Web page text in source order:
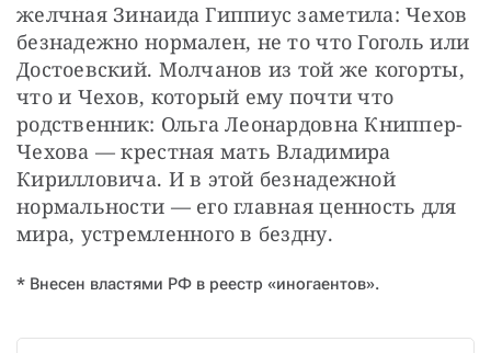
желчная Зинаида Гиппиус заметила: Чехов
безнадежно нормален, не то что Гоголь или
Достоевский. Молчанов из той же когорты,
что и Чехов, который ему почти что
родственник: Ольга Леонардовна Книппер-
Чехова — крестная мать Владимира
Кирилловича. И в этой безнадежной
нормальности — его главная ценность для
мира, устремленного в бездну.
* Внесен властями РФ в реестр «иногаентов».